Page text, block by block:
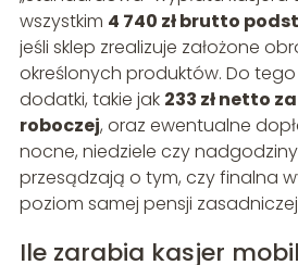
wszystkim 4 740 zł brutto
jeśli sklep zrealizuje założone
określonych produktów. Do
dodatki, takie jak 233 zł netto
roboczej, oraz ewentualne
nocne, niedziele czy
przesądzają o tym, czy finalna
poziom samej pensji
Ile zarabia kasjer